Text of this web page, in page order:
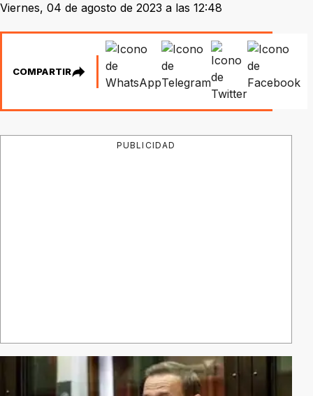
Viernes, 04 de agosto de 2023 a las 12:48
COMPARTIR
PUBLICIDAD